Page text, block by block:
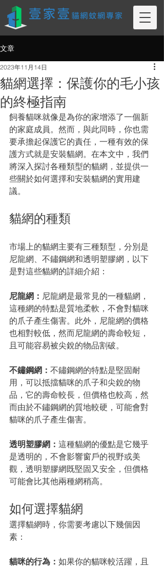
文章
貓網選擇：保護你的毛小孩
的終極指南
2023年11月14日
飼養貓咪就像是為你的家增添了一個新
的家庭成員。然而，與此同時，你也需
要承擔起保護它的責任，一種有效的保
護方式就是安裝貓網。在本文中，我們
將深入探討各種類型的貓網，並提供一
些關於如何選擇和安裝貓網的實用建
議。
貓網的種類
市場上的貓網主要有三種類型，分別是
尼龍網、不鏽鋼網和透明塑膠網，以下
是對這些貓網的詳細介紹：
尼龍網： 尼龍網是最常見的一種貓網，
這種網的特點是質地柔軟，不會對貓咪
的爪子產生傷害。此外，尼龍網的價格
也相對較低，然而尼龍網的壽命較短，
且可能容易被尖銳的物品割破。
不鏽鋼網： 不鏽鋼網的特點是堅固耐
用，可以抵擋貓咪的爪子和尖銳的物
品，它的壽命較長，但價格也較高，然
而由於不鏽鋼網的質地較硬，可能會對
貓咪的爪子產生傷害。
透明塑膠網： 這種貓網的優點是它幾乎
是透明的，不會影響窗戶的視野或美
觀，透明塑膠網既堅固又安全，但價格
可能會比其他兩種網稍高。
如何選擇貓網
選擇貓網時，你需要考慮以下幾個因
素：
貓咪的行為： 如果你的貓咪較活躍，且